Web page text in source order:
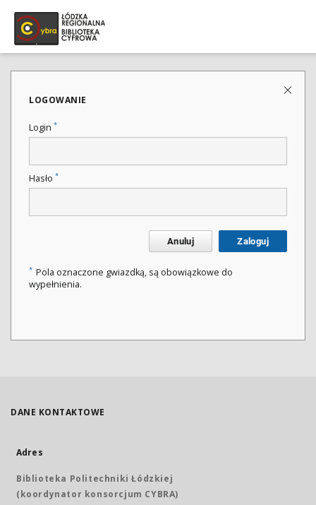
LOGOWANIE
Login *
Hasło *
Anuluj Zaloguj
* Pola oznaczone gwiazdką, są obowiązkowe do
wypełnienia.
DANE KONTAKTOWE
Adres
Biblioteka Politechniki Łódzkiej
(koordynator konsorcjum CYBRA)